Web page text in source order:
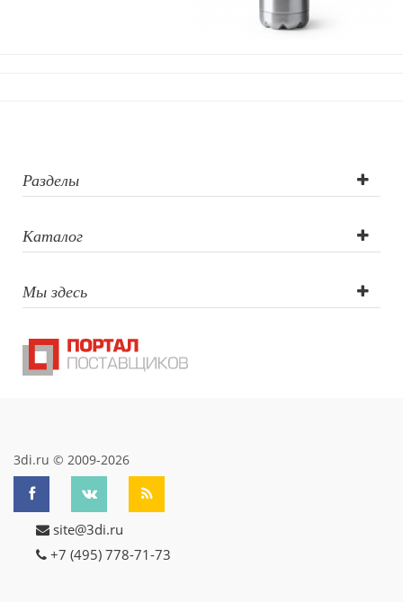
Разделы
Каталог
Мы здесь
3di.ru © 2009-2026
site@3di.ru
+7 (495) 778-71-73